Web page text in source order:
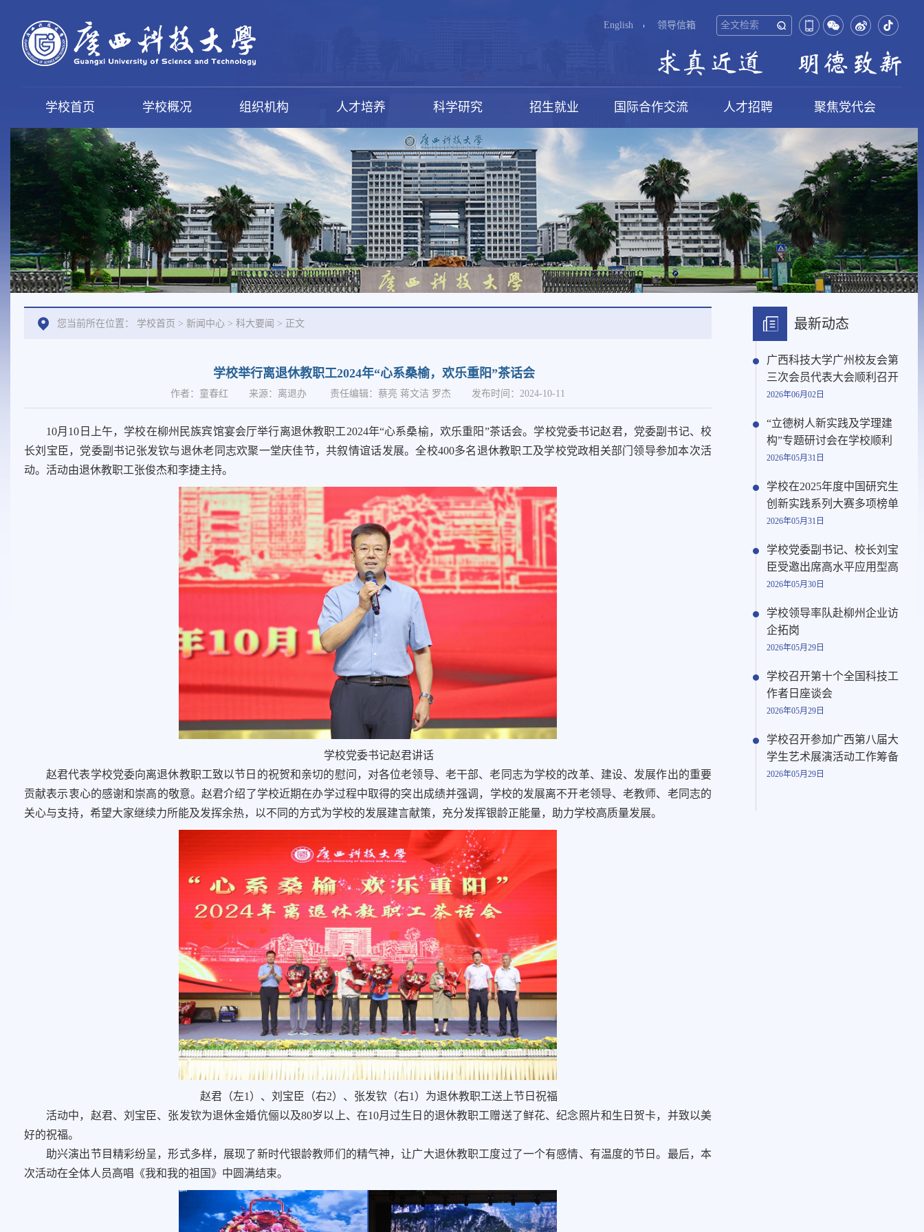
English 领导信箱
学校首页 学校概况 组织机构 人才培养 科学研究 招生就业 国际合作交流 人才招聘 聚焦党代会
您当前所在位置： 学校首页 > 新闻中心 > 科大要闻 > 正文
学校举行离退休教职工2024年“心系桑榆，欢乐重阳”茶话会
作者：童春红 来源：离退办 责任编辑：蔡亮 蒋文洁 罗杰 发布时间：2024-10-11
10月10日上午，学校在柳州民族宾馆宴会厅举行离退休教职工2024年“心系桑榆，欢乐重阳”茶话会。学校党委书记赵君，党委副书记、校
长刘宝臣，党委副书记张发钦与退休老同志欢聚一堂庆佳节，共叙情谊话发展。全校400多名退休教职工及学校党政相关部门领导参加本次活
动。活动由退休教职工张俊杰和李捷主持。
学校党委书记赵君讲话
赵君代表学校党委向离退休教职工致以节日的祝贺和亲切的慰问，对各位老领导、老干部、老同志为学校的改革、建设、发展作出的重要
贡献表示衷心的感谢和崇高的敬意。赵君介绍了学校近期在办学过程中取得的突出成绩并强调，学校的发展离不开老领导、老教师、老同志的
关心与支持，希望大家继续力所能及发挥余热，以不同的方式为学校的发展建言献策，充分发挥银龄正能量，助力学校高质量发展。
赵君（左1）、刘宝臣（右2）、张发钦（右1）为退休教职工送上节日祝福
活动中，赵君、刘宝臣、张发钦为退休金婚伉俪以及80岁以上、在10月过生日的退休教职工赠送了鲜花、纪念照片和生日贺卡，并致以美
好的祝福。
助兴演出节目精彩纷呈，形式多样，展现了新时代银龄教师们的精气神，让广大退休教职工度过了一个有感情、有温度的节日。最后，本
次活动在全体人员高唱《我和我的祖国》中圆满结束。
最新动态
广西科技大学广州校友会第
三次会员代表大会顺利召开
2026年06月02日
“立德树人新实践及学理建
构”专题研讨会在学校顺利
2026年05月31日
学校在2025年度中国研究生
创新实践系列大赛多项榜单
2026年05月31日
学校党委副书记、校长刘宝
臣受邀出席高水平应用型高
2026年05月30日
学校领导率队赴柳州企业访
企拓岗
2026年05月29日
学校召开第十个全国科技工
作者日座谈会
2026年05月29日
学校召开参加广西第八届大
学生艺术展演活动工作筹备
2026年05月29日